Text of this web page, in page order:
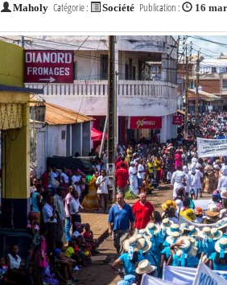
Maholy Catégorie : Société Publication : 16